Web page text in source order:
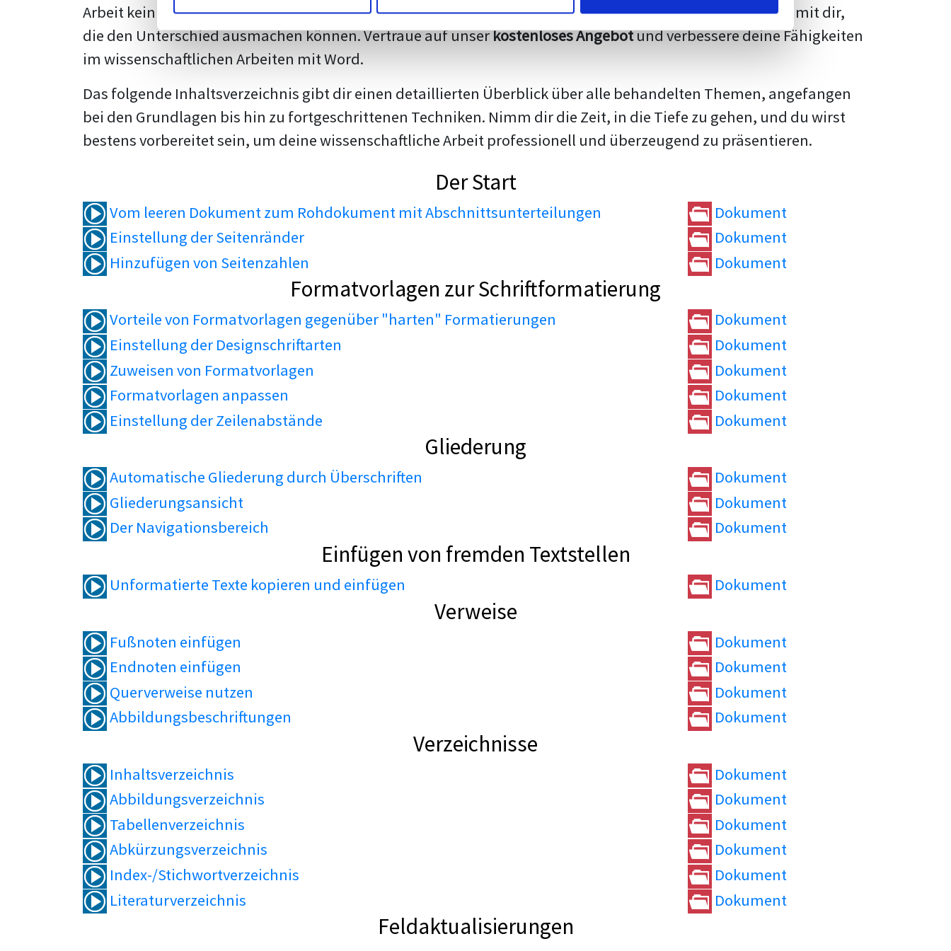
Arbeit kein Problem mehr für dich darstellen. Unsere erfahrenen Trainer teilen wertvolleTipps und Tricks
mit dir,
die den Unterschied ausmachen können. Vertraue auf unserkostenloses Angebotund verbessere deine Fähigkeiten
im wissenschaftlichen Arbeiten mit Word.
Das folgende Inhaltsverzeichnis gibt dir einen detaillierten Überblick über alle behandelten Themen, angefangen
bei den Grundlagen bis hin zu fortgeschrittenen Techniken. Nimm dir die Zeit, in die Tiefe zu gehen, und du wirst
bestens vorbereitet sein, um deine wissenschaftliche Arbeit professionell und überzeugend zu präsentieren.
Der Start
Vom leeren Dokument zum Rohdokument mit Abschnittsunterteilungen
Dokument
Einstellung der Seitenränder
Dokument
Hinzufügen von Seitenzahlen
Dokument
Formatvorlagen zur Schriftformatierung
Vorteile von Formatvorlagen gegenüber "harten" Formatierungen
Dokument
Einstellung der Designschriftarten
Dokument
Zuweisen von Formatvorlagen
Dokument
Formatvorlagen anpassen
Dokument
Einstellung der Zeilenabstände
Dokument
Gliederung
Automatische Gliederung durch Überschriften
Dokument
Gliederungsansicht
Dokument
Der Navigationsbereich
Dokument
Einfügen von fremden Textstellen
Unformatierte Texte kopieren und einfügen Dokument
Verweise
Fußnoten einfügen
Dokument
Endnoten einfügen
Dokument
Querverweise nutzen
Dokument
Abbildungsbeschriftungen
Dokument
Verzeichnisse
Inhaltsverzeichnis
Dokument
Abbildungsverzeichnis
Dokument
Tabellenverzeichnis
Dokument
Abkürzungsverzeichnis
Dokument
Index-/Stichwortverzeichnis
Dokument
Literaturverzeichnis
Dokument
Feldaktualisierungen